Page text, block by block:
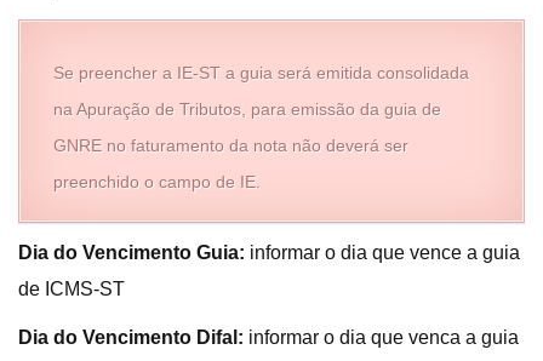
Se preencher a IE-ST a guia será emitida consolidada
na Apuração de Tributos, para emissão da guia de
GNRE no faturamento da nota não deverá ser
preenchido o campo de IE.
Dia do Vencimento Guia: informar o dia que vence a guia
de ICMS-ST
Dia do Vencimento Difal: informar o dia que venca a guia